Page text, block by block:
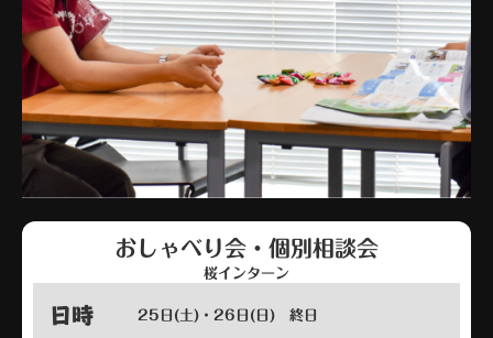
おしゃべり会・個別相談会
桜インターン
日時 25日(土)・26日(日) 終日